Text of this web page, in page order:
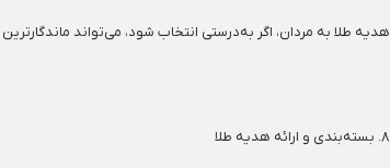
هدیه طلا به مردان، اگر به‌درستی انتخاب شود، می‌تواند
۸. بسته‌بندی و ارائه هدیه طلا